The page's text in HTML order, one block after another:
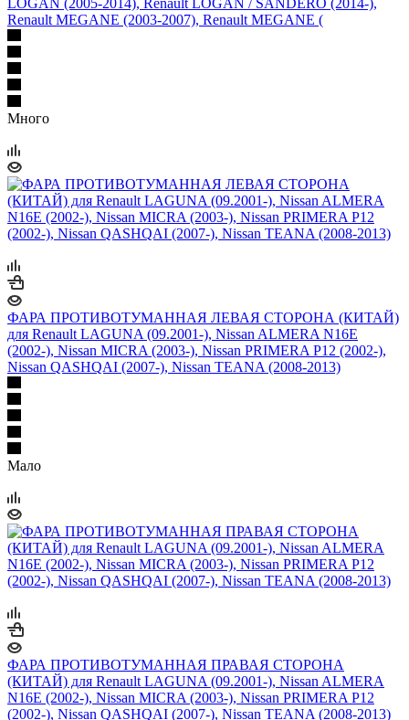
Renault MEGANE (2003-2007), Renault MEGANE (
Много
ФАРА ПРОТИВОТУМАННАЯ ЛЕВАЯ СТОРОНА (КИТАЙ)
для Renault LAGUNA (09.2001-), Nissan ALMERA N16E
(2002-), Nissan MICRA (2003-), Nissan PRIMERA P12 (2002-),
Nissan QASHQAI (2007-), Nissan TEANA (2008-2013)
Мало
ФАРА ПРОТИВОТУМАННАЯ ПРАВАЯ СТОРОНА
(КИТАЙ) для Renault LAGUNA (09.2001-), Nissan ALMERA
N16E (2002-), Nissan MICRA (2003-), Nissan PRIMERA P12
(2002-), Nissan QASHQAI (2007-), Nissan TEANA (2008-2013)